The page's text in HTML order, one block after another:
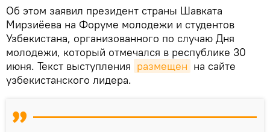
Об этом заявил президент страны Шавката
Мирзиёева на Форуме молодежи и студентов
Узбекистана, организованного по случаю Дня
молодежи, который отмечался в республике 30
июня. Текст выступления размещен на сайте
узбекистанского лидера.